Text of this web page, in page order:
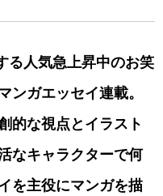
る人気急上昇中のお笑
ンガエッセイ連載。
的な視点とイラスト
なキャラクターで何
を主役にマンガを描